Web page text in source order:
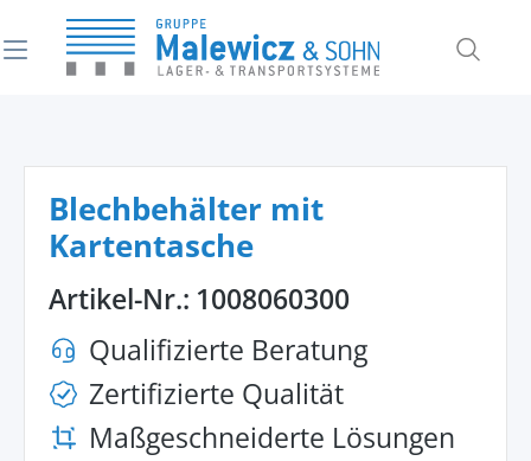
springen
Blechbehälter mit
Kartentasche
Artikel-Nr.: 1008060300
Qualifizierte Beratung
Zertifizierte Qualität
Maßgeschneiderte Lösungen